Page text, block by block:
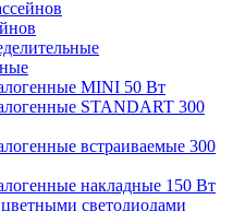
MINI 50 Вт
STANDART 300
встраиваемые 300
накладные 150 Вт
светодиодами